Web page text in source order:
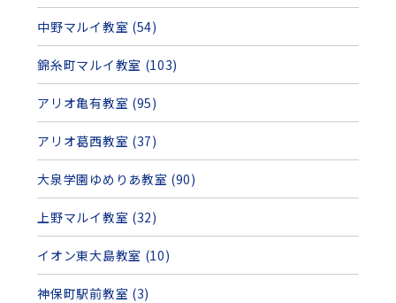
中野マルイ教室 (54)
錦糸町マルイ教室 (103)
アリオ亀有教室 (95)
アリオ葛西教室 (37)
大泉学園ゆめりあ教室 (90)
上野マルイ教室 (32)
イオン東大島教室 (10)
神保町駅前教室 (3)